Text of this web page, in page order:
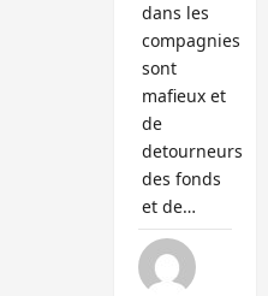
dans les
compagnies
sont
mafieux et
de
detourneurs
des fonds
et de…